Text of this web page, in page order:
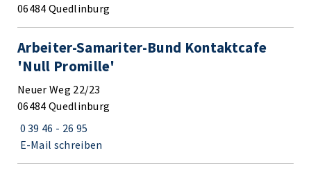
06484 Quedlinburg
Arbeiter-Samariter-Bund Kontaktcafe
'Null Promille'
Neuer Weg 22/23
06484 Quedlinburg
0 39 46 - 26 95
E-Mail schreiben